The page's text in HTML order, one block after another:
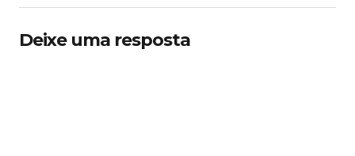
Deixe uma resposta